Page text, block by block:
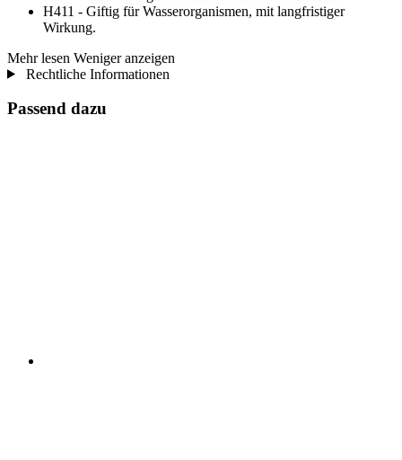
H411 - Giftig für Wasserorganismen, mit langfristiger
Wirkung.
Mehr lesen Weniger anzeigen
Rechtliche Informationen
Passend dazu